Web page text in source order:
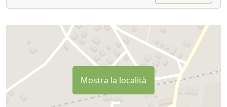
Mostra la località